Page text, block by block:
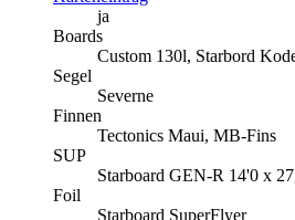
ja
Boards
Custom 130l, Starbord
Segel
Severne
Finnen
Tectonics Maui, MB-Fins
SUP
Starboard GEN-R 14'0 x
Foil
Starboard SuperFlyer